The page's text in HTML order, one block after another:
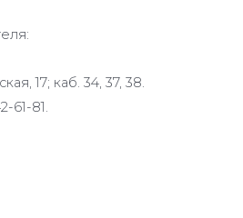
17; каб. 34, 37, 38.
61-81.